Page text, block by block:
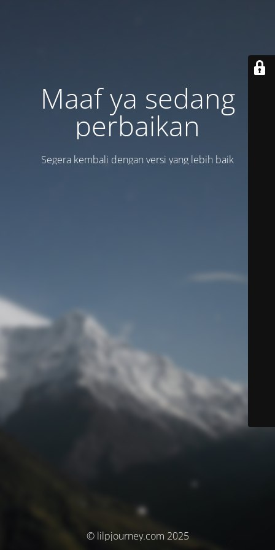
Maaf ya sedang
perbaikan
Segera kembali dengan versi yang lebih baik
© lilpjourney.com 2025